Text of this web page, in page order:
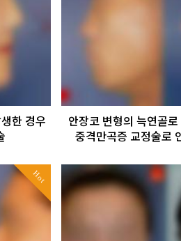
한 경우
안장코 변형의 늑연골
중격만곡증 교정술로
Hot